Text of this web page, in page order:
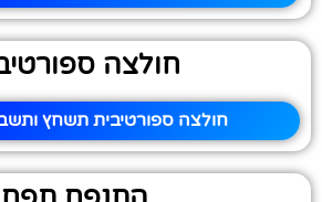
חולצה
חולצה ספורטיבית תשחץ